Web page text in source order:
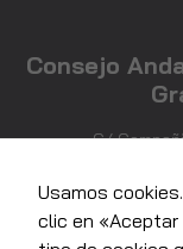
Consejo
C/
Usamos
clic en «Aceptar